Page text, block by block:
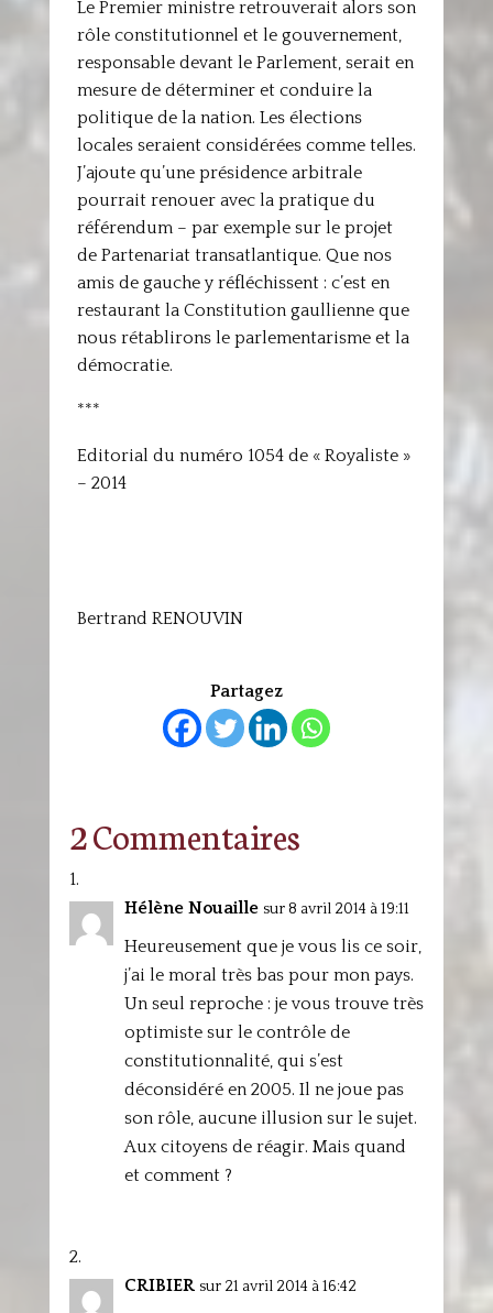
Le Premier ministre retrouverait alors son
rôle constitutionnel et le gouvernement,
responsable devant le Parlement, serait en
mesure de déterminer et conduire la
politique de la nation. Les élections
locales seraient considérées comme telles.
J’ajoute qu’une présidence arbitrale
pourrait renouer avec la pratique du
référendum – par exemple sur le projet
de Partenariat transatlantique. Que nos
amis de gauche y réfléchissent : c’est en
restaurant la Constitution gaullienne que
nous rétablirons le parlementarisme et la
démocratie.
***
Editorial du numéro 1054 de « Royaliste »
– 2014
Bertrand RENOUVIN
Partagez
2 Commentaires
Hélène Nouaille sur 8 avril 2014 à 19:11
Heureusement que je vous lis ce soir,
j’ai le moral très bas pour mon pays.
Un seul reproche : je vous trouve très
optimiste sur le contrôle de
constitutionnalité, qui s’est
déconsidéré en 2005. Il ne joue pas
son rôle, aucune illusion sur le sujet.
Aux citoyens de réagir. Mais quand
et comment ?
CRIBIER sur 21 avril 2014 à 16:42